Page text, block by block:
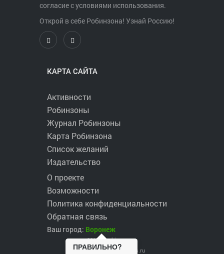
согласие с условиями использования.
Открой в себе Робинзона! Узнай Россию!
КАРТА САЙТА
Активности
Робинзоны
Журнал Робинзоны
Карта Робинзона
Список желаний
Издательство
О проекте
Возможности
Политика конфиденциальности
Обратная связь
Ваш город: Воронеж
ПРАВИЛЬНО?
2017 ©robinzons.ru
robinzons@robinzons.ru